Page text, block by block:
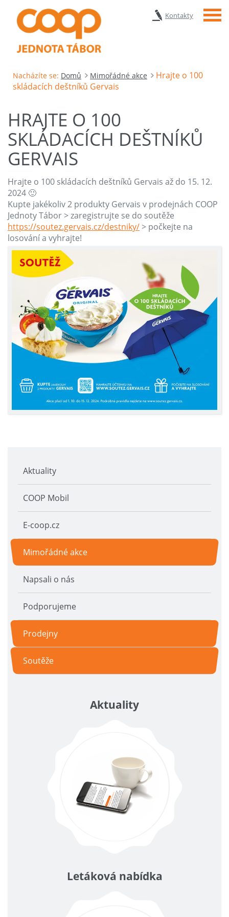
Kontakty Menu
Nacházíte se: Domů Mimořádné akce
Hrajte o 100
skládacích deštníků Gervais
HRAJTE O 100
SKLÁDACÍCH DEŠTNÍKŮ
GERVAIS
Hrajte o 100 skládacích deštníků Gervais až do 15. 12.
2024 🙂
Kupte jakékoliv 2 produkty Gervais v prodejnách COOP
Jednoty Tábor > zaregistrujte se do soutěže
https://soutez.gervais.cz/destniky/> počkejte na
losování a vyhrajte!
Aktuality
COOP Mobil
E-coop.cz
Mimořádné akce
Napsali o nás
Podporujeme
Prodejny
Soutěže
Aktuality
Letáková nabídka